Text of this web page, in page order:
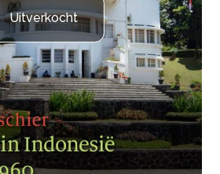
Uitverkocht